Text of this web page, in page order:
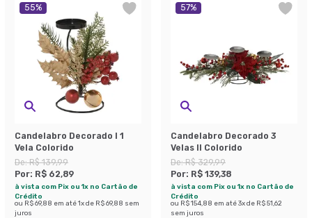
55%
Candelabro Decorado I 1
Vela Colorido
De:R$ 139,99
Por: R$ 62,89
à vista com Pix ou 1x no Cartão de
Crédito
ou R$ 69,88 em até1x de R$ 69,88 sem
juros
57%
Candelabro Decorado 3
Velas II Colorido
De:R$ 329,99
Por: R$ 139,38
à vista com Pix ou 1x no Cartão de
Crédito
ou R$ 154,88 em até3x de R$ 51,62
sem juros